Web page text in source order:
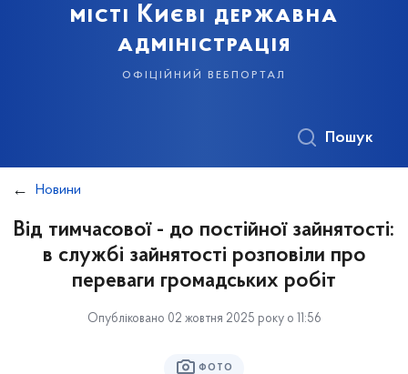
місті Києві державна
адміністрація
офіційний вебпортал
Пошук
Новини
Від тимчасової - до постійної зайнятості:
в службі зайнятості розповіли про
переваги громадських робіт
Опубліковано 02 жовтня 2025 року о 11:56
ФОТО